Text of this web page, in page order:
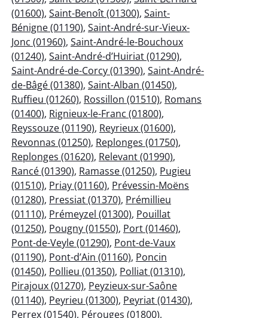
(01600), Saint-Benoît (01300), Saint-
Bénigne (01190), Saint-André-sur-Vieux-
Jonc (01960), Saint-André-le-Bouchoux
(01240), Saint-André-d’Huiriat (01290),
Saint-André-de-Corcy (01390), Saint-André-
de-Bâgé (01380), Saint-Alban (01450),
Ruffieu (01260), Rossillon (01510), Romans
(01400), Rignieux-le-Franc (01800),
Reyssouze (01190), Reyrieux (01600),
Revonnas (01250), Replonges (01750),
Replonges (01620), Relevant (01990),
Rancé (01390), Ramasse (01250), Pugieu
(01510), Priay (01160), Prévessin-Moëns
(01280), Pressiat (01370), Prémillieu
(01110), Prémeyzel (01300), Pouillat
(01250), Pougny (01550), Port (01460),
Pont-de-Veyle (01290), Pont-de-Vaux
(01190), Pont-d’Ain (01160), Poncin
(01450), Pollieu (01350), Polliat (01310),
Pirajoux (01270), Peyzieux-sur-Saône
(01140), Peyrieu (01300), Peyriat (01430),
Perrex (01540), Pérouges (01800),